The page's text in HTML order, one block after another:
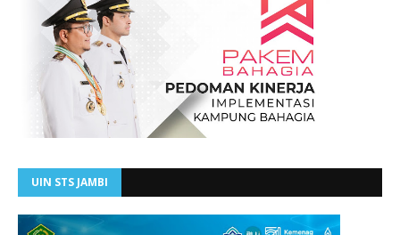
UIN STS JAMBI